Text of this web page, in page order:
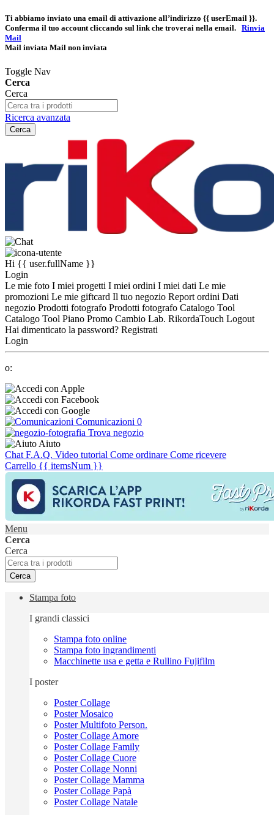
Ti abbiamo inviato una email di attivazione all’indirizzo {{ userEmail }}.
Conferma il tuo account cliccando sul link che troverai nella email. Rinvia
Mail
Mail inviata Mail non inviata
Toggle Nav
Cerca
Cerca
Ricerca avanzata
Cerca
Hi {{ user.fullName }}
Login
Le mie foto I miei progetti I miei ordini I miei dati Le mie
promozioni Le mie giftcard Il tuo negozio Report ordini Dati
negozio Prodotti fotografo Prodotti fotografo Catalogo Tool
Catalogo Tool Piano Promo Cambio Lab. RikordaTouch Logout
Hai dimenticato la password? Registrati
Login
o:
Comunicazioni 0
Trova negozio
Aiuto
Chat F.A.Q. Video tutorial Come ordinare Come ricevere
Carrello {{ itemsNum }}
Menu
Cerca
Cerca
Cerca
Stampa foto
I grandi classici
Stampa foto online
Stampa foto ingrandimenti
Macchinette usa e getta e Rullino Fujifilm
I poster
Poster Collage
Poster Mosaico
Poster Multifoto Person.
Poster Collage Amore
Poster Collage Family
Poster Collage Cuore
Poster Collage Nonni
Poster Collage Mamma
Poster Collage Papà
Poster Collage Natale